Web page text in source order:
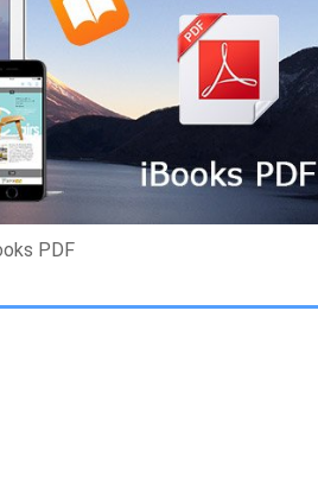
PDF